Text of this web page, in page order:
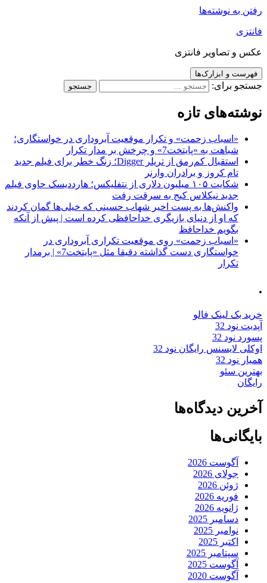
رفتن به نوشته‌ها
فانتزی
عکس و تصاویر فانتزی
فهرست و ابزارک‌ها
جستجو برای:
نوشته‌های تازه
«اسباب زحمت» و تکرار موقعیت آبروداری در خواستگاری؛
شباهت به «پایتخت7» و چرخش بر مدار تکرار
استقبال کم‌رمق از تریلر Digger؛ زنگ خطر برای فیلم جدید
تام کروز و برادران وارنر
شکایت ۱۰۵ میلیون دلاری از نتفلیکس؛ هارددیسک حاوی فیلم
جدید نیکلاس کیج به سرقت رفت
واکنش‌ها به پست اخیر شهاب حسینی که خیلی‌ها گمان کردند
که او از دنیای بازیگری خداحافظی کرده است | پیش از آنکه
بگویم خداحافظ
«اسباب زحمت» روی موقعیت تکراری آبروداری در
خواستگاری دست گذاشته دقیقا مثل «پایتخت7» | برمدار
تکرار
.
خرید بک لینک فالو
آپدیت نود 32
پسورد نود 32
اوکلی لایسنس رایگان نود 32
همیار نود 32
بهترین سئو
رایگان
آخرین دیدگاه‌ها
بایگانی‌ها
آگوست 2026
جولای 2026
ژوئن 2026
فوریه 2026
ژانویه 2026
دسامبر 2025
نوامبر 2025
اکتبر 2025
سپتامبر 2025
آگوست 2025
آگوست 2020